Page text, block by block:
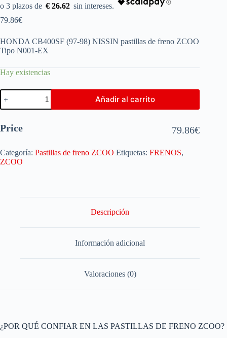
€ 26.62
79.86€
HONDA CB400SF (97-98) NISSIN pastillas de freno ZCOO
Tipo N001-EX
Hay existencias
Añadir al carrito
Price 79.86€
Categoría: Pastillas de freno ZCOO Etiquetas: FRENOS,
ZCOO
Descripción
Información adicional
Valoraciones (0)
¿POR QUÉ CONFIAR EN LAS PASTILLAS DE FRENO ZCOO?